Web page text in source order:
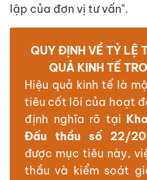
lập của đơn vị tư vấn".
QUY ĐỊNH VỀ TỶ LỆ
QUẢ KINH TẾ
Hiệu quả kinh tế là
tiêu cốt lõi của hoạt
định nghĩa rõ tại
Đấu thầu số 22/
được mục tiêu này,
thầu và kiểm soát